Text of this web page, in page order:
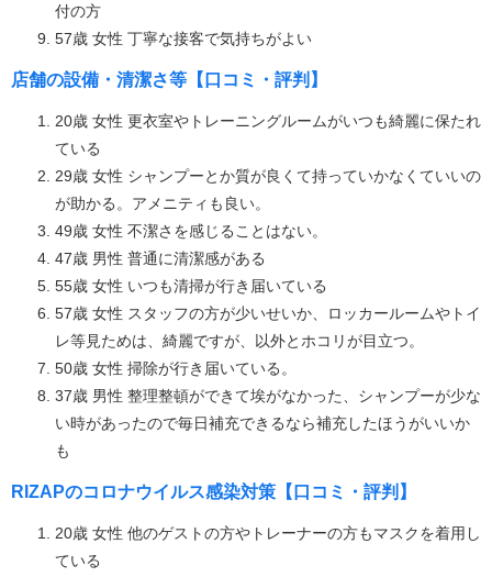
付の方
57歳 女性 丁寧な接客で気持ちがよい
店舗の設備・清潔さ等【口コミ・評判】
20歳 女性 更衣室やトレーニングルームがいつも綺麗に保たれ
ている
29歳 女性 シャンプーとか質が良くて持っていかなくていいの
が助かる。アメニティも良い。
49歳 女性 不潔さを感じることはない。
47歳 男性 普通に清潔感がある
55歳 女性 いつも清掃が行き届いている
57歳 女性 スタッフの方が少いせいか、ロッカールームやトイ
レ等見ためは、綺麗ですが、以外とホコリが目立つ。
50歳 女性 掃除が行き届いている。
37歳 男性 整理整頓ができて埃がなかった、シャンプーが少な
い時があったので毎日補充できるなら補充したほうがいいか
も
RIZAPのコロナウイルス感染対策【口コミ・評判】
20歳 女性 他のゲストの方やトレーナーの方もマスクを着用し
ている